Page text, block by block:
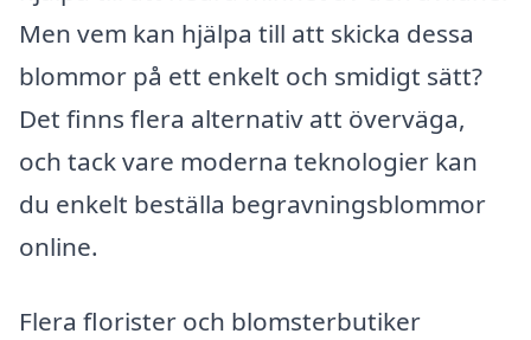
Men vem kan hjälpa till att skicka dessa
blommor på ett enkelt och smidigt sätt?
Det finns flera alternativ att överväga,
och tack vare moderna teknologier kan
du enkelt beställa begravningsblommor
online.
Flera florister och blomsterbutiker